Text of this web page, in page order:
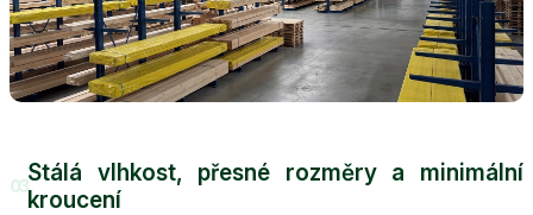
03Stálá vlhkost, přesné rozměry a minimální
kroucení